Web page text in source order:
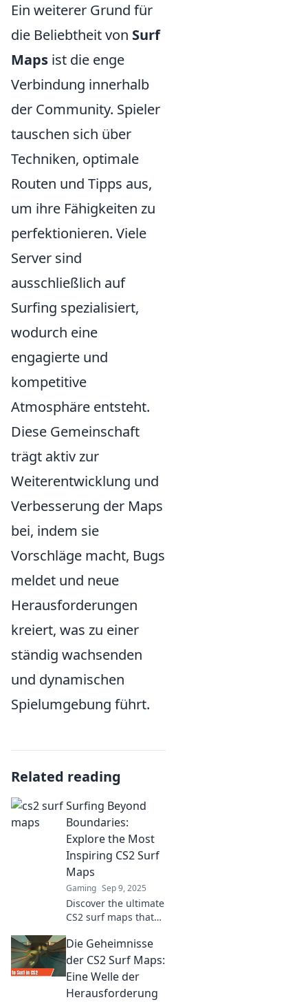
Ein weiterer Grund für
die Beliebtheit von Surf
Maps ist die enge
Verbindung innerhalb
der Community. Spieler
tauschen sich über
Techniken, optimale
Routen und Tipps aus,
um ihre Fähigkeiten zu
perfektionieren. Viele
Server sind
ausschließlich auf
Surfing spezialisiert,
wodurch eine
engagierte und
kompetitive
Atmosphäre entsteht.
Diese Gemeinschaft
trägt aktiv zur
Weiterentwicklung und
Verbesserung der Maps
bei, indem sie
Vorschläge macht, Bugs
meldet und neue
Herausforderungen
kreiert, was zu einer
ständig wachsenden
und dynamischen
Spielumgebung führt.
Related reading
Surfing Beyond
Boundaries:
Explore the Most
Inspiring CS2 Surf
Maps
Gaming Sep 9, 2025
Discover the ultimate
CS2 surf maps that
new heights! Explore
breathtaking worlds
and push your skills
beyond limits!
Die Geheimnisse
der CS2 Surf Maps:
Eine Welle der
Herausforderung